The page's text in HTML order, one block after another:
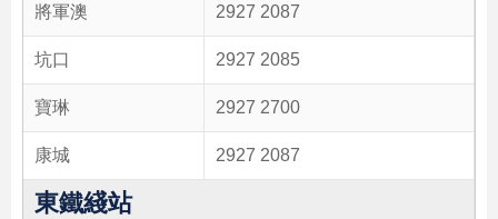
將軍澳 2927 2087
坑口 2927 2085
寶琳 2927 2700
康城 2927 2087
東鐵綫站